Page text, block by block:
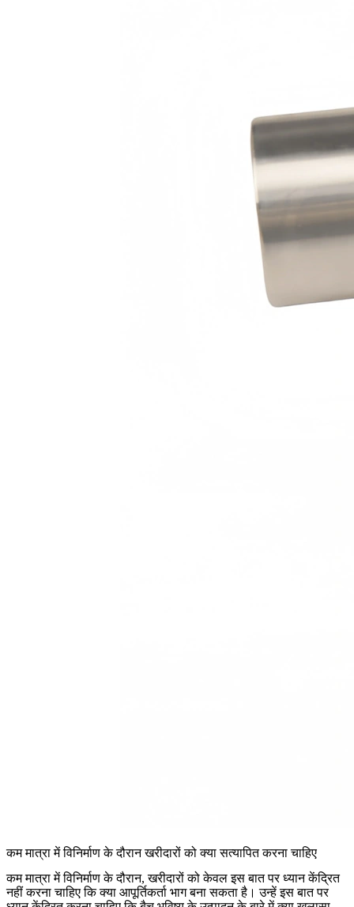
कम मात्रा में विनिर्माण के दौरान खरीदारों को क्या सत्यापित करना चाहिए
कम मात्रा में विनिर्माण के दौरान, खरीदारों को केवल इस बात पर ध्यान केंद्रित
नहीं करना चाहिए कि क्या आपूर्तिकर्ता भाग बना सकता है। उन्हें इस बात पर